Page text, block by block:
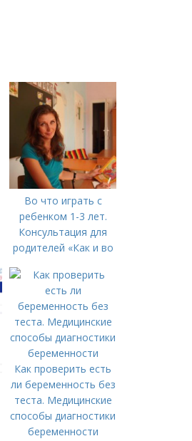
Во что играть с
ребенком 1-3 лет.
Консультация для
родителей «Как и во
ребенком от 1,5 до 3
лет»
Как проверить есть
ли беременность без
теста. Медицинские
способы диагностики
беременности